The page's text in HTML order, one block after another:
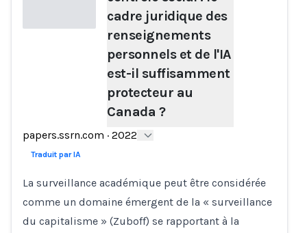
cadre juridique des
renseignements
personnels et de l'IA
est-il suffisamment
protecteur au
Canada ?
papers.ssrn.com · 2022
Traduit par IA
La surveillance académique peut être considérée
comme un domaine émergent de la « surveillance
du capitalisme » (Zuboff) se rapportant à la